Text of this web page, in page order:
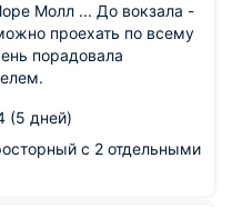
Молл ... До вокзала -
проехать по всему
порадовала
(5 дней)
с 2 отдельными